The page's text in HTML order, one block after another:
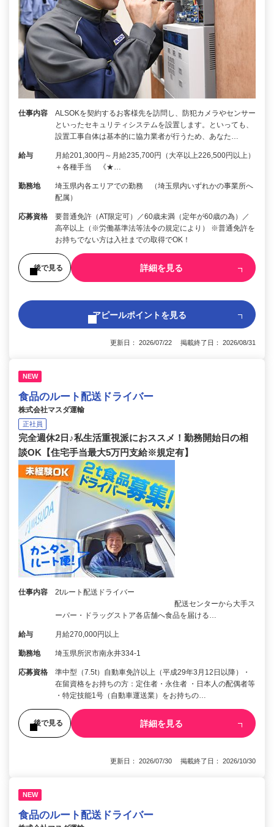
仕事内容
ALSOKを契約するお客様先を訪問し、防犯カメラやセンサー
といったセキュリティシステムを設置します。といっても、
設置工事自体は基本的に協力業者が行うため、あなた…
給与
月給201,300円～月給235,700円（大卒以上226,500円以上）
＋各種手当 《★…
勤務地
埼玉県内各エリアでの勤務 （埼玉県内いずれかの事業所へ
配属）
応募資格
要普通免許（AT限定可）／60歳未満（定年が60歳の為）／
高卒以上（※労働基準法等法令の規定により） ※普通免許を
お持ちでない方は入社までの取得でOK！
後で見る 詳細を見る
アピールポイントを見る
更新日： 2026/07/22 掲載終了日： 2026/08/31
NEW
食品のルート配送ドライバー
株式会社マスダ運輸
正社員
完全週休2日♪私生活重視派におススメ！勤務開始日の相
談OK【住宅手当最大5万円支給※規定有】
仕事内容
2tルート配送ドライバー
配送センターから大手ス
ーパー・ドラッグストア各店舗へ食品を届ける…
給与 月給270,000円以上
勤務地 埼玉県所沢市南永井334-1
応募資格
準中型（7.5t）自動車免許以上（平成29年3月12日以降）・
在留資格をお持ちの方：定住者・永住者 ・日本人の配偶者等
・特定技能1号（自動車運送業）をお持ちの…
後で見る 詳細を見る
更新日： 2026/07/30 掲載終了日： 2026/10/30
NEW
食品のルート配送ドライバー